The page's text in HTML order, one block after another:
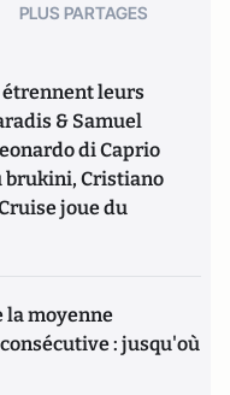
PLUS PARTAGES
étrennent leurs
& Samuel
di Caprio
brukini, Cristiano
joue du
la moyenne
: jusqu'où